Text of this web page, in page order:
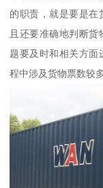
的职责，就是要是在
且还要准确地判断
题要及时和相关方面
程中涉及货物票数较